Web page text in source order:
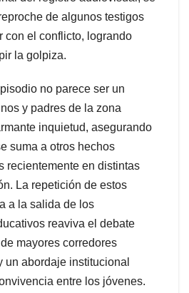
de algunos testigos
con el conflicto, logrando
la golpiza.
no parece ser un
y padres de la zona
inquietud, asegurando
suma a otros hechos
recientemente en distintas
La repetición de estos
a la salida de los
reaviva el debate
mayores corredores
un abordaje institucional
entre los jóvenes.